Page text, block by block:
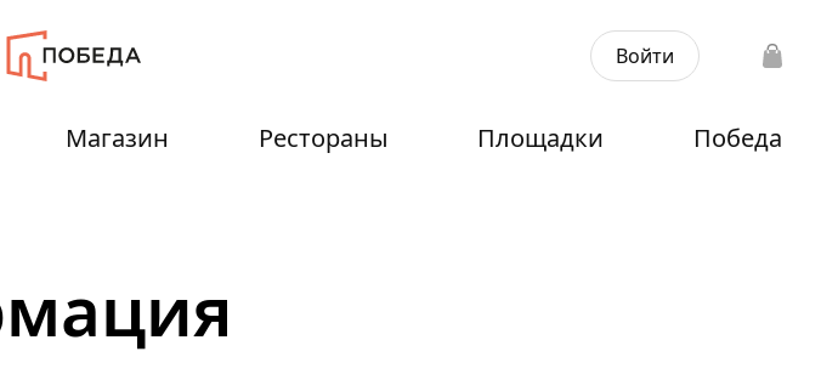
Войти
Магазин Рестораны Площадки Победа